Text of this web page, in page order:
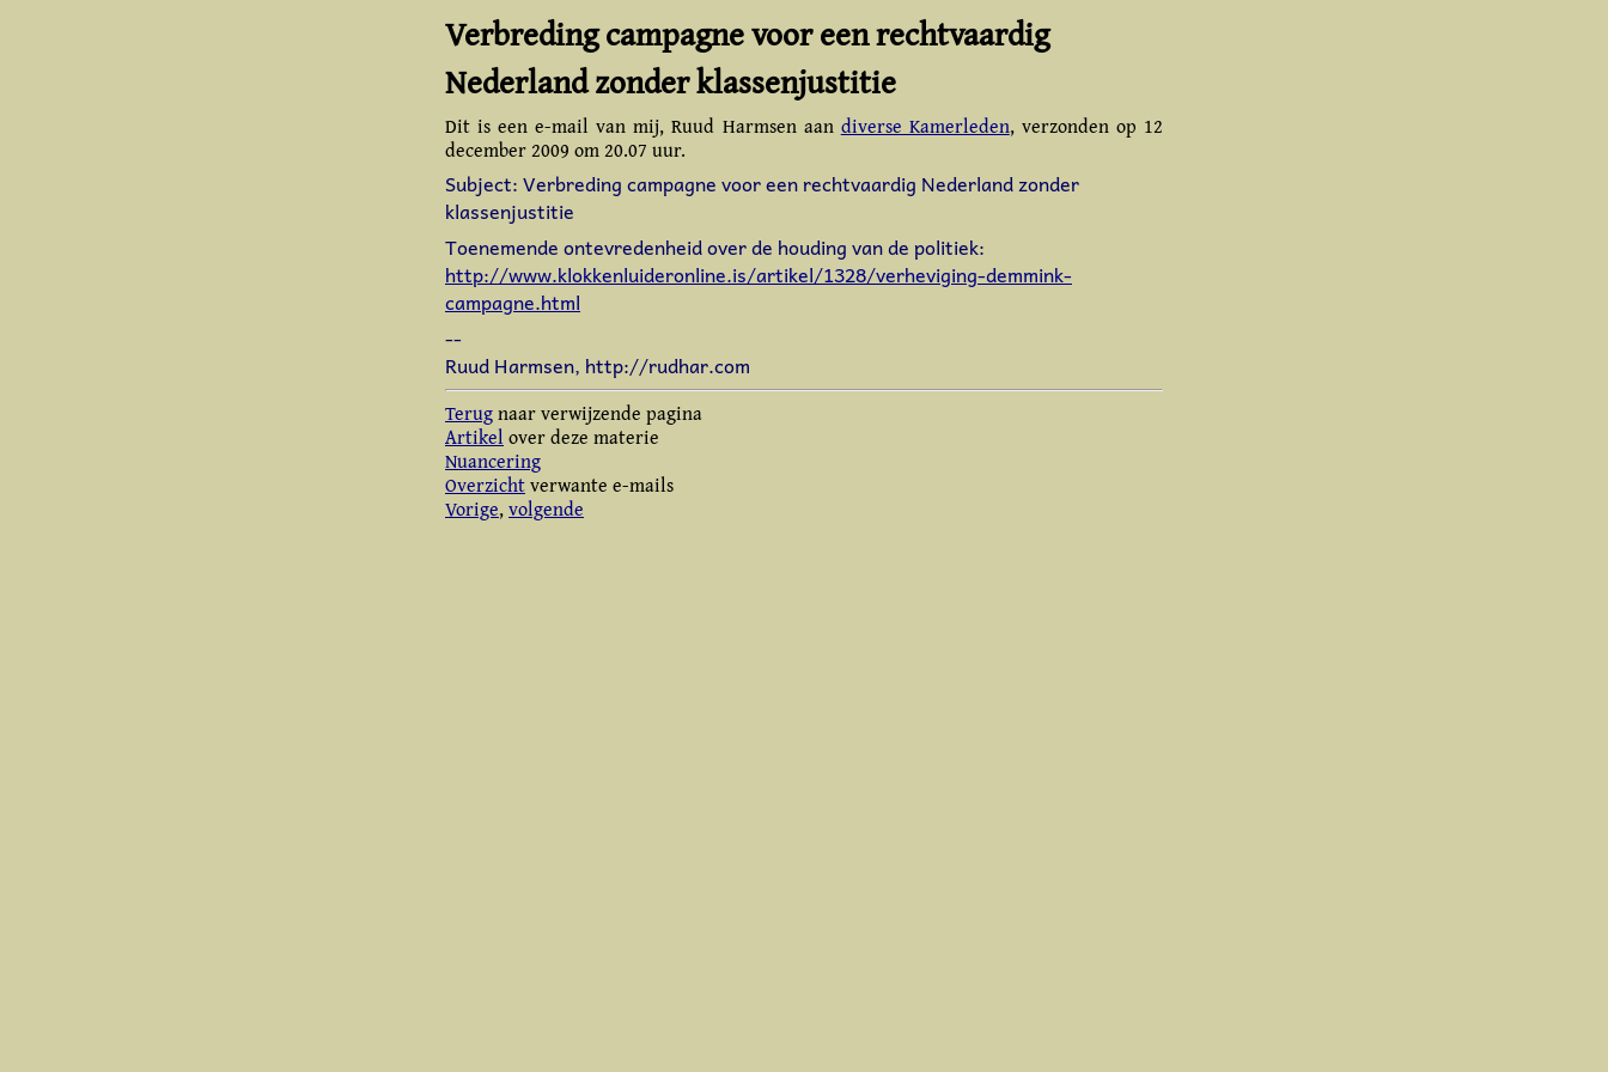
Verbreding campagne voor een rechtvaardig
Nederland zonder klassenjustitie
Dit is een e-mail van mij, Ruud Harmsen aan diverse Kamerleden, verzonden op 12
december 2009 om 20.07 uur.
Subject: Verbreding campagne voor een rechtvaardig Nederland zonder
klassenjustitie
Toenemende ontevredenheid over de houding van de politiek:
http://www.klokkenluideronline.is/artikel/1328/verheviging-demmink-
campagne.html
--
Ruud Harmsen, http://rudhar.com
Terugnaar verwijzende pagina
Artikel over deze materie
Nuancering
Overzichtverwante e-mails
Vorige,volgende